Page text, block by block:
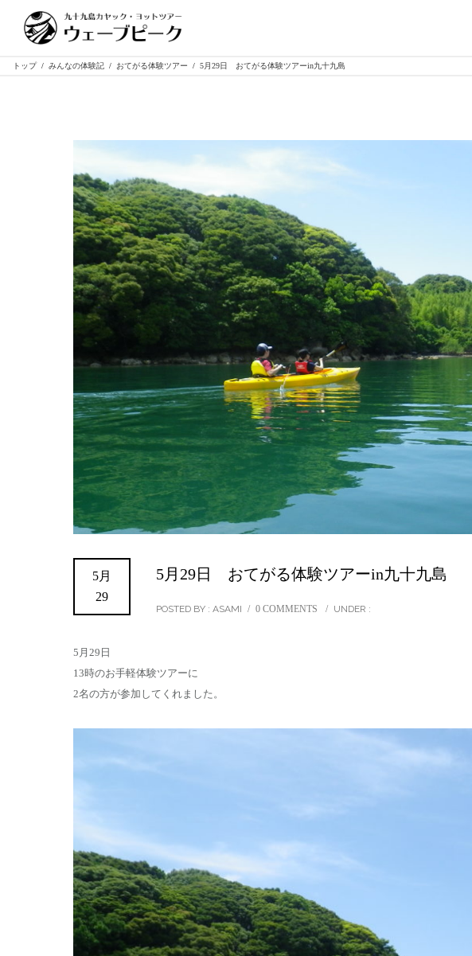
トップ / みんなの体験記 / おてがる体験ツアー / 5月29日 おてがる体験ツアーin九十九島
5月
29
5月29日 おてがる体験ツアーin九十九島
POSTED BY : ASAMI / 0 COMMENTS / UNDER :
5月29日
13時のお手軽体験ツアーに
2名の方が参加してくれました。